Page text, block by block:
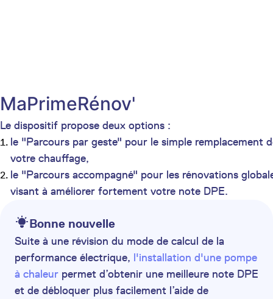
MaPrimeRénov'
Le dispositif propose deux options :
le "Parcours par geste" pour le simple remplacement
votre chauffage,
le "Parcours accompagné" pour les rénovations
visant à améliorer fortement votre note DPE.
Bonne nouvelle
Suite à une révision du mode de calcul de la
performance électrique, l'installation d'une pompe
à chaleur permet d’obtenir une meilleure note DPE
et de débloquer plus facilement l’aide de